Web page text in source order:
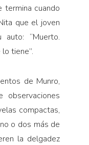
termina cuando
que el joven
“Muerto.
tiene”.
de Munro,
compactas,
o dos más de
la delgadez